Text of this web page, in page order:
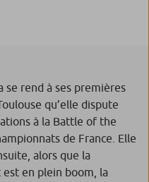
se rend à ses premières
qu’elle dispute
à la Battle of the
de France. Elle
alors que la
en plein boom, la